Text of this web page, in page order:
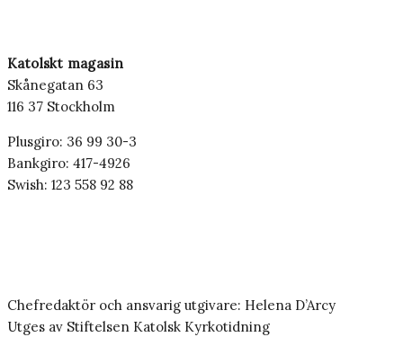
Katolskt magasin
Skånegatan 63
116 37 Stockholm
Plusgiro: 36 99 30-3
Bankgiro: 417-4926
Swish: 123 558 92 88
Chefredaktör och ansvarig utgivare: Helena D’Arcy
Utges av Stiftelsen Katolsk Kyrkotidning